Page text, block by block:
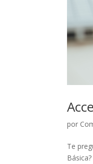
por
Te